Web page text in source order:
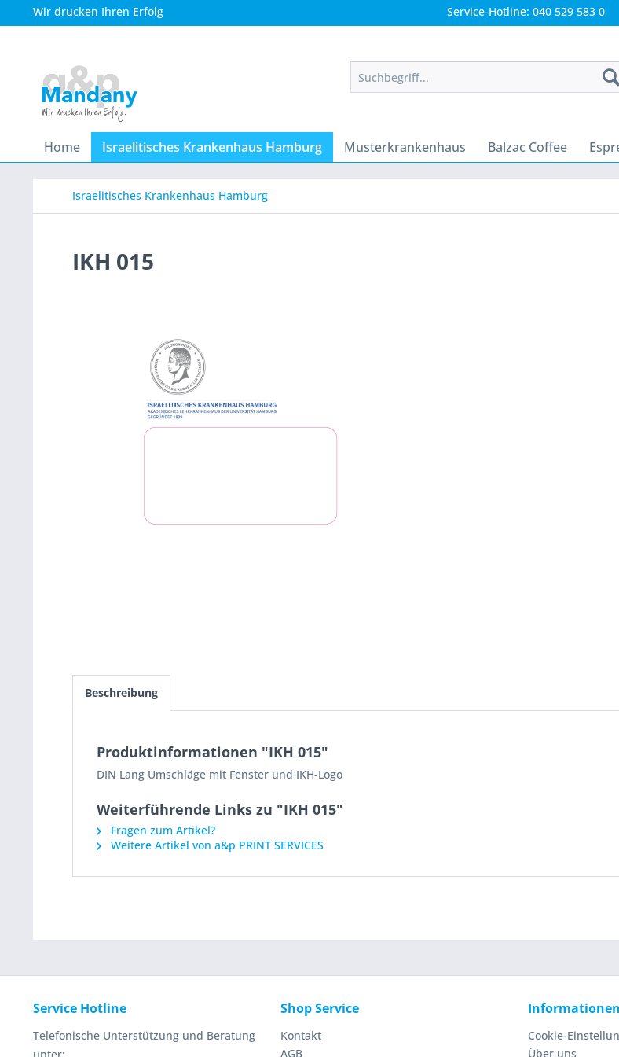
Wir drucken Ihren Erfolg Service-Hotline: 040 529 583 0
Home Israelitisches Krankenhaus Hamburg Musterkrankenhaus Balzac Coffee
Israelitisches Krankenhaus Hamburg
IKH 015
Beschreibung
Produktinformationen "IKH 015"
DIN Lang Umschläge mit Fenster und IKH-Logo
Weiterführende Links zu "IKH 015"
Fragen zum Artikel?
Weitere Artikel von a&p PRINT SERVICES
Service Hotline
Telefonische Unterstützung und Beratung
Shop Service
Kontakt
AGB
Informationen
Cookie-
Über uns